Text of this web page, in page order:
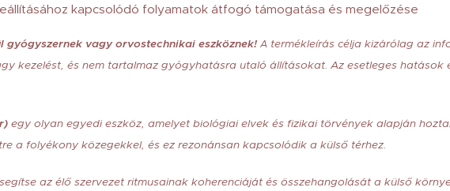
kapcsolódó folyamatok átfogó támogatása és megelőzése
gyógyszernek vagy orvostechnikai eszköznek! A termékleírás célja kizárólag az
kezelést, és nem tartalmaz gyógyhatásra utaló állításokat. Az esetleges hatások
egy olyan egyedi eszköz, amelyet biológiai elvek és fizikai törvények alapján
a folyékony közegekkel, és ez rezonánsan kapcsolódik a külső térhez.
az élő szervezet ritmusainak koherenciáját és összehangolását a külső